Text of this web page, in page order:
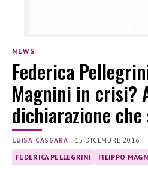
NEWS
Federica
Magnini in crisi?
dichiarazione
LUISA CASSARÀ | 15 DICEMBRE 2016
FEDERICA PELLEGRINI FILIPPO